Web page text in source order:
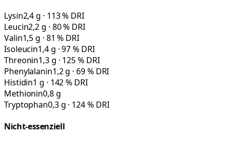
Lysin2,4 g · 113 % DRI
Leucin2,2 g · 80 % DRI
Valin1,5 g · 81 % DRI
Isoleucin1,4 g · 97 % DRI
Threonin1,3 g · 125 % DRI
Phenylalanin1,2 g · 69 % DRI
Histidin1 g · 142 % DRI
Methionin0,8 g
Tryptophan0,3 g · 124 % DRI
Nicht-essenziell